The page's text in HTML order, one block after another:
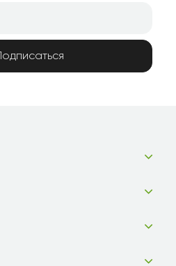
Подписаться